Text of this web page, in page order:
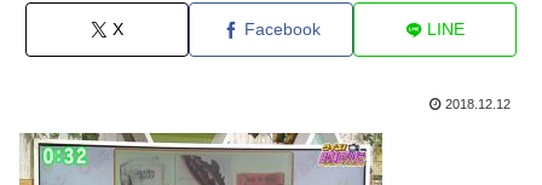
X Facebook LINE
2018.12.12